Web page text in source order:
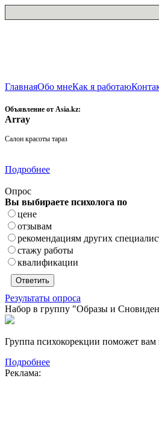
ГлавнаяОбо мнеКак я работаю
Объявление от Asia.kz:
Array
Салон красоты тараз
Подробнее
Опрос
Вы выбираете психолога по
цене
отзывам
рекомендациям других
стажу работы
квалификации
Результаты опроса
Набор в группу "Образы и
Группа психокорекции поможет вам
Подробнее
Реклама: